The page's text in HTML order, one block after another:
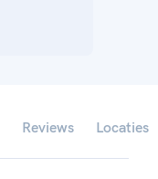
Reviews Locaties